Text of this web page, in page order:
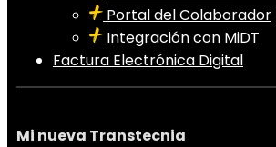
Portal del Colaborador
Integración con MiDT
Factura Electrónica Digital
Mi nueva Transtecnia